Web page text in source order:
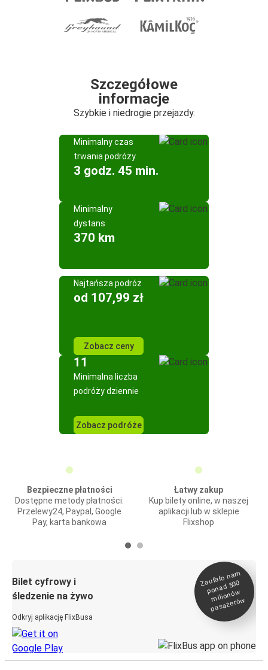
Szczegółowe
informacje
Szybkie i niedrogie przejazdy.
Minimalny czas
trwania podróży
3 godz. 45 min.
Minimalny
dystans
370 km
Najtańsza podróż
od 107,99 zł
Zobacz ceny
11
Minimalna liczba
podróży dziennie
Zobacz podróże
Bezpieczne płatności
Dostępne metody płatności:
Przelewy24, Paypal, Google
Pay, karta bankowa
Łatwy zakup
Kup bilety online, w naszej
aplikacji lub w sklepie
Flixshop
Bilet cyfrowy i
śledzenie na żywo
Odkryj aplikację FlixBusa
Zaufało na
m
ponad 500
milionó
w
pasażeró
w